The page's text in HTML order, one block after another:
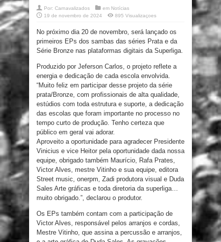
Por: Carnavalizados em Notícias
19 de novembro de 2024
895 Visualizaçoes
No próximo dia 20 de novembro, será lançado os
primeiros EPs dos sambas das séries Prata e da
Série Bronze nas plataformas digitais da Superliga.
Produzido por Jeferson Carlos, o projeto reflete a
energia e dedicação de cada escola envolvida.
“Muito feliz em participar desse projeto da série
prata/Bronze, com profissionais de alta qualidade,
estúdios com toda estrutura e suporte, a dedicação
das escolas que foram importante no processo no
tempo curto de produção. Tenho certeza que
público em geral vai adorar.
Aproveito a oportunidade para agradecer Presidente
Vinicius e vice Heitor pela oportunidade dada nossa
equipe, obrigado também Maurício, Rafa Prates,
Victor Alves, mestre Vitinho e sua equipe, editora
Street music, onerpm, Zadi produtora visual e Duda
Sales Arte gráficas e toda diretoria da superliga…
muito obrigado.”, declarou o produtor.
Os EPs também contam com a participação de
Victor Alves, responsável pelos arranjos e cordas,
Mestre Vitinho, que assina a percussão e arranjos,